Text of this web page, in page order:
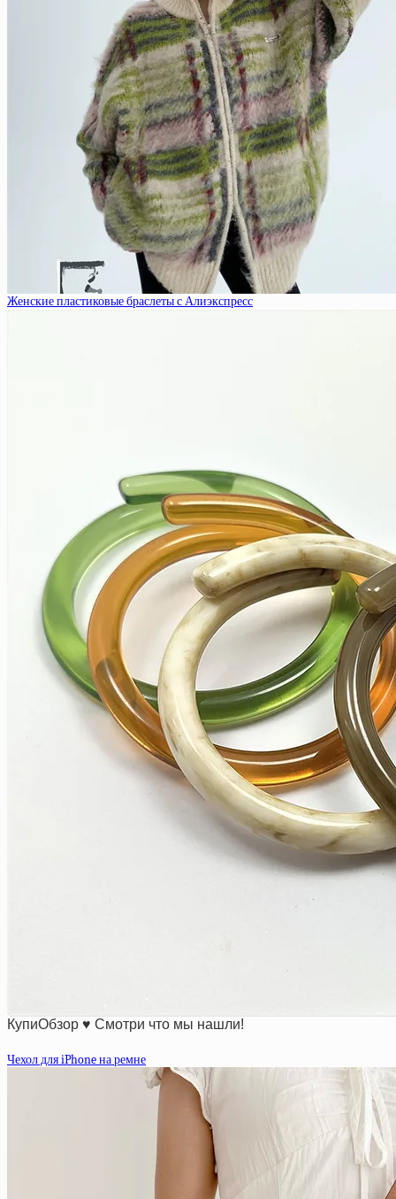
Женские пластиковые браслеты с Алиэкспресс
КупиОбзор ♥ Смотри что мы нашли!
Чехол для iPhone на ремне